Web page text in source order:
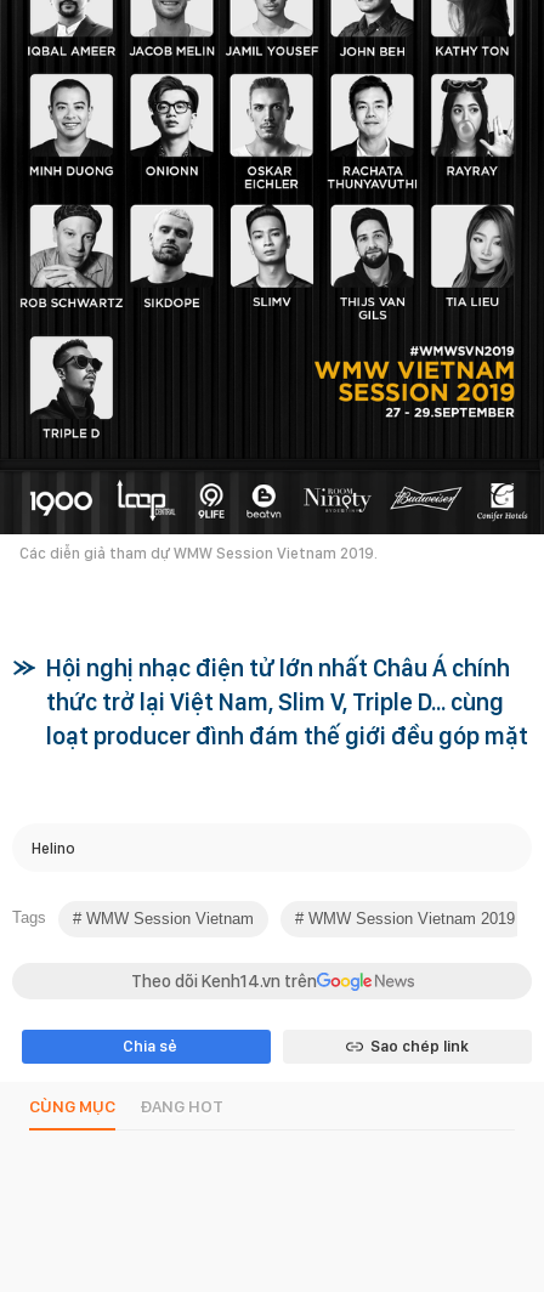
Các diễn giả tham dự WMW Session Vietnam 2019.
Hội nghị nhạc điện tử lớn nhất Châu Á chính
thức trở lại Việt Nam, Slim V, Triple D... cùng
loạt producer đình đám thế giới đều góp mặt
Helino
Tags WMW Session Vietnam WMW Session Vietnam 2019
Theo dõi Kenh14.vn trên
Chia sẻ Sao chép link
CÙNG MỤC ĐANG HOT